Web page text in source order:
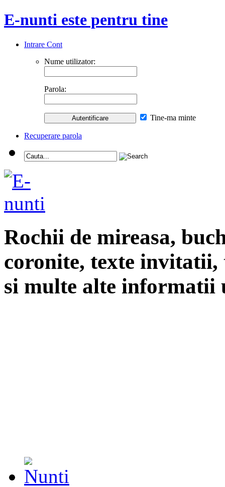
E-nunti este pentru tine
Intrare Cont
Nume utilizator:
Parola:
Tine-ma minte
Recuperare parola
Rochii de mireasa,
coronite, texte
si multe alte informatii